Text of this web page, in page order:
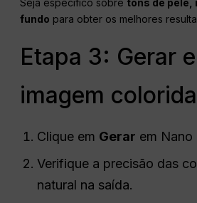
Seja específico sobre tons de pele,
fundo para obter os melhores
Etapa 3: Gerar
imagem colorida
Clique em Gerar em Nano
Verifique a precisão das
natural na saída.